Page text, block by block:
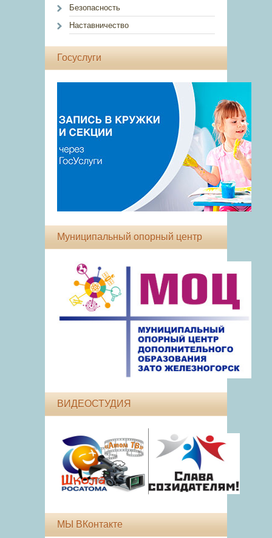
Безопасность
Наставничество
Госуслуги
Муниципальный опорный центр
ВИДЕОСТУДИЯ
МЫ ВКонтакте